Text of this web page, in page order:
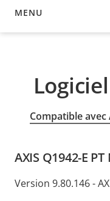
MENU
LOGICIEL DU
Compatible avec
AXIS Q1942-E
Version 9.80.146 -